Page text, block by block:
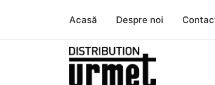
Acasă Despre noi